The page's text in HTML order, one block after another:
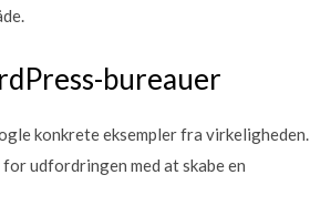
bureauer
konkrete eksempler fra virkeligheden.
udfordringen med at skabe en